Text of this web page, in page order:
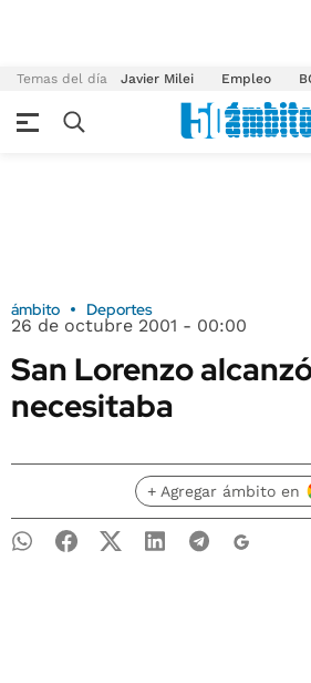
Temas del día Javier Milei Empleo
ámbito Deportes
26 de octubre 2001 - 00:00
San Lorenzo
necesitaba
+ Agregar ámbito en